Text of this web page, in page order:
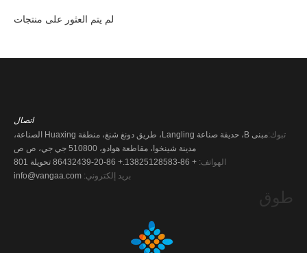
لم يتم العثور على منتجات
اتصال
تبوك:
مبنى B، حديقة صناعة Langling، طريق دونغ شنغ، منطقة Huaxing الصناعة،
مدينة شينخوا، مقاطعة هوادو، 510800 جي جي، ص ص
الهواتف: + 86-13825128583.
+ 86-20-86432439 تحويلة 801
بريد إلكتروني: info@vangaa.com
طوق